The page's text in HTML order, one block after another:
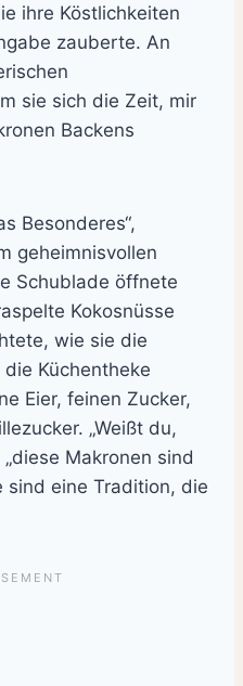
ihre Köstlichkeiten
zauberte. An
sie sich die Zeit, mir
Backens
Besonderes“,
geheimnisvollen
Schublade öffnete
Kokosnüsse
wie sie die
Küchentheke
Eier, feinen Zucker,
„Weißt du,
Makronen sind
sind eine Tradition, die